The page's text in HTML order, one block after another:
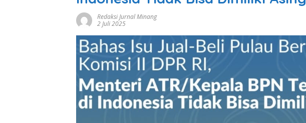
Redaksi Jurnal Minang
2 Juli 2025